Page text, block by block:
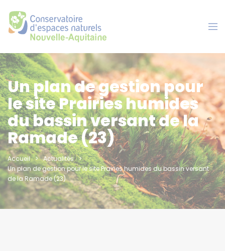
Un plan de gestion pour
le site Prairies humides
du bassin versant de la
Ramade (23)
Accueil
Actualités
Un plan de gestion pour le site Prairies humides du bassin versant
de la Ramade (23)